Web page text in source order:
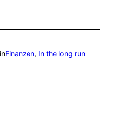
inFinanzen, In the long run